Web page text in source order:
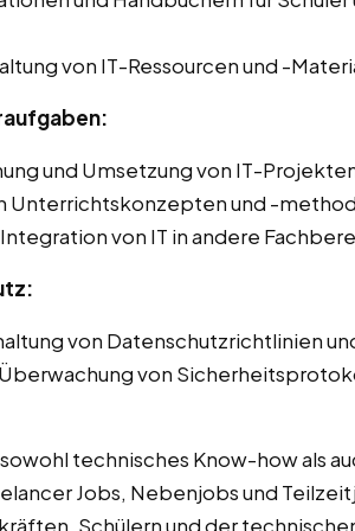
von IT-Ressourcen und -
und Umsetzung von IT-
Unterrichtskonzepten und -
von IT in andere
von Datenschutzrichtlinien
von
technisches Know-how als
Jobs, Nebenjobs und
Schülern und der